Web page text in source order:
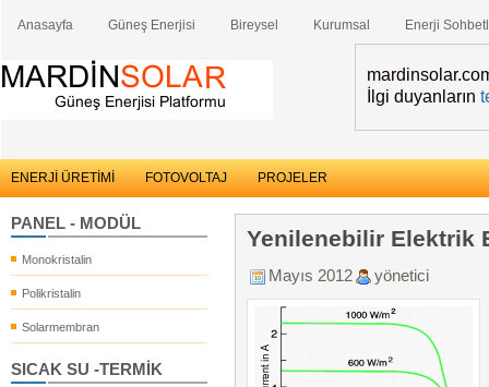
Anasayfa Güneş Enerjisi Bireysel Kurumsal Enerji
İlgi duyanların
ENERJİ ÜRETİMİ FOTOVOLTAJ PROJELER
PANEL - MODÜL
Monokristalin
Polikristalin
Solarmembran
SICAK SU -TERMİK
Yenilenebilir Elektrik
Mayıs 2012 yönetici